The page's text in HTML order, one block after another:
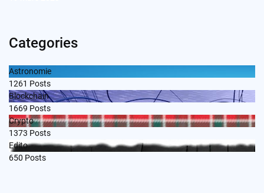
Categories
Astronomie
1261 Posts
Blockchain
1669 Posts
Crypto
1373 Posts
Edito
650 Posts